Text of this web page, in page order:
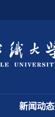
新闻动态